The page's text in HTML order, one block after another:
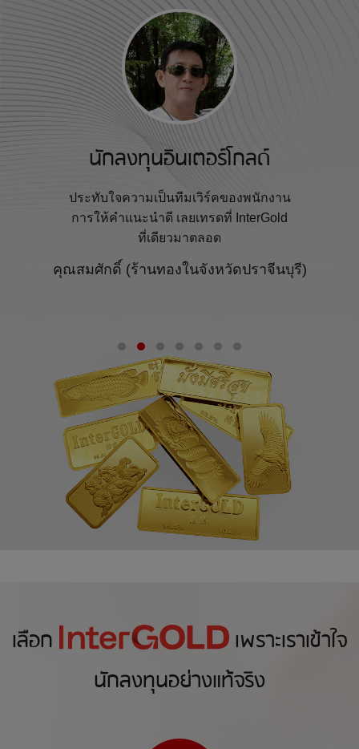
นักลงทุนอินเตอร์โกลด์
ประทับใจความเป็นทีมเวิร์คของพนักงาน
การให้คำแนะนำดี เลยเทรดที่ InterGold
ที่เดียวมาตลอด
คุณสมศักดิ์ (ร้านทองในจังหวัดปราจีนบุรี)
เลือก
เพราะเราเข้าใจ
นักลงทุนอย่างแท้จริง